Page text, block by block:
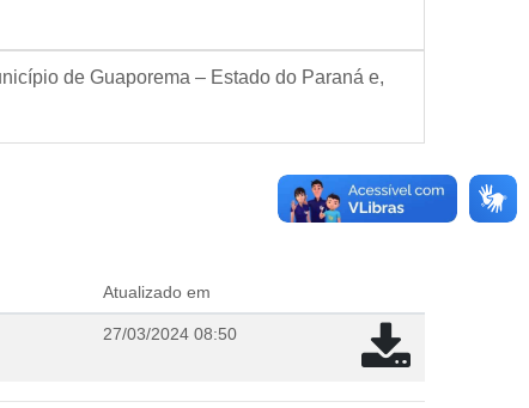
de Guaporema – Estado do Paraná e,
Atualizado em
27/03/2024 08:50